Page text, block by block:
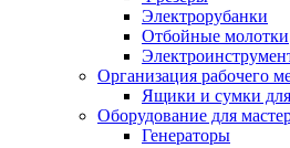
Электрорубанки
Отбойные молотки
Организация рабочего
Ящики и сумки
Оборудование для
Генераторы